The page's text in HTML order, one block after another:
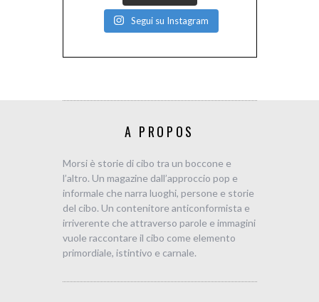
Segui su Instagram
A PROPOS
Morsi è storie di cibo tra un boccone e
l’altro. Un magazine dall’approccio pop e
informale che narra luoghi, persone e storie
del cibo. Un contenitore anticonformista e
irriverente che attraverso parole e immagini
vuole raccontare il cibo come elemento
primordiale, istintivo e carnale.